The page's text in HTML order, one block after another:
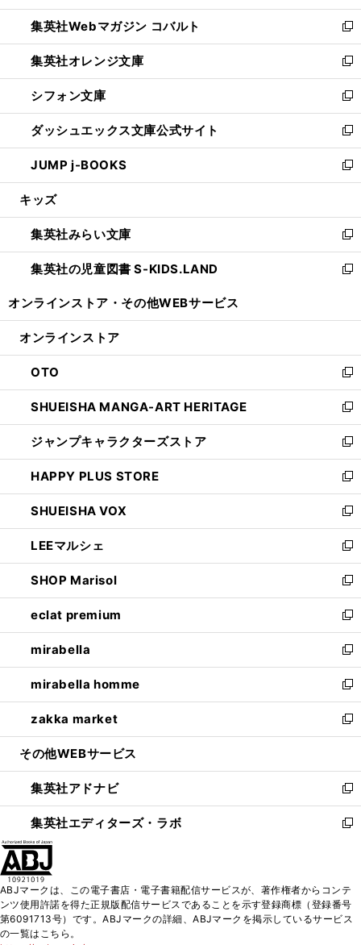
開
く
ウ
で
開
く
ン
ド
ウ
で
開
く
ウ
ィ
ン
ド
ウ
で
開
く
集英社Webマガジン コバルト
新
し
い
ウ
ィ
ン
ド
ウ
で
開
集英社オレンジ文庫
新
し
い
ウ
ィ
ン
ド
ウ
開
く
シフォン文庫
新
し
い
ウ
ィ
ン
ウ
で
開
く
ダッシュエックス文庫公式サイト
新
し
い
ウ
ン
ド
ウ
で
JUMP j-BOOKS
新
し
ウ
ィ
ン
ド
開
キッズ
集英社みらい文庫
新
し
い
ン
ウ
で
開
く
集英社の児童図書 S-KIDS.LAND
新
ウ
ン
ド
ウ
で
開
く
オンラインストア・ その他WEBサービス
オンラインストア
OTO
新
し
い
ウ
ィ
ン
ド
ウ
で
開
く
SHUEISHA MANGA-ART HERITAGE
新
し
い
ウ
ィ
ン
ド
ウ
で
開
く
ジャンプキャラクターズストア
新
し
い
ウ
ィ
ン
ド
ウ
で
開
く
HAPPY PLUS STORE
新
し
い
ウ
ィ
ン
ド
ウ
で
開
く
SHUEISHA VOX
新
し
い
ウ
ィ
ン
ド
ウ
で
開
く
LEEマルシェ
新
し
い
ウ
ィ
ン
ド
ウ
で
開
く
SHOP Marisol
新
し
い
ウ
ィ
ン
ド
ウ
で
開
eclat premium
新
し
い
ウ
ィ
ン
ド
ウ
開
く
mirabella
新
し
い
ウ
ィ
ン
ウ
で
開
く
mirabella homme
新
し
い
ウ
ン
ド
ウ
で
zakka market
新
し
ウ
ィ
ン
ド
く
その他WEBサービス
集英社アドナビ
新
し
い
ド
ウ
で
集英社エディターズ・ラボ
新
ィ
ン
ド
ABJマークは、この電子書店・電子書籍配信サービスが、著作権者からコンテ
ンツ使用許諾を得た正規版配信サービスであることを示す登録商標（登録番号
第6091713号）です。ABJマークの詳細、ABJマークを掲示しているサービス
の一覧はこちら。